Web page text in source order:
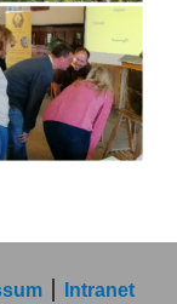
Intranet